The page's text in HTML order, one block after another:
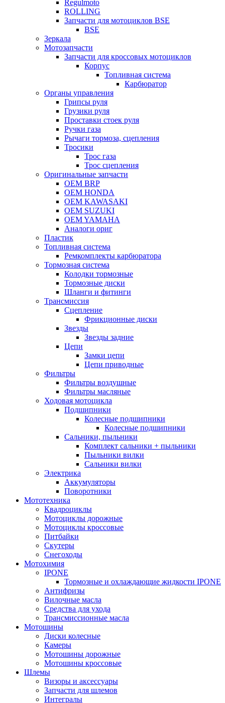
Regulmoto
ROLLING
Запчасти для мотоциклов BSE
BSE
Зеркала
Мотозапчасти
Запчасти для кроссовых мотоциклов
Корпус
Топливная система
Карбюратор
Органы управления
Грипсы руля
Грузики руля
Проставки стоек руля
Ручки газа
Рычаги тормоза, сцепления
Тросики
Трос газа
Трос сцепления
Оригинальные запчасти
OEM BRP
OEM HONDA
OEM KAWASAKI
OEM SUZUKI
OEM YAMAHA
Аналоги ориг
Пластик
Топливная система
Ремкомплекты карбюратора
Тормозная система
Колодки тормозные
Тормозные диски
Шланги и фитинги
Трансмиссия
Cцепление
Фрикционные диски
Звезды
Звезды задние
Цепи
Замки цепи
Цепи приводные
Фильтры
Фильтры воздушные
Фильтры масляные
Ходовая мотоцикла
Подшипники
Колесные подшипники
Колесные подшипники
Сальники, пыльники
Комплект сальники + пыльники
Пыльники вилки
Сальники вилки
Электрика
Аккумуляторы
Поворотники
Мототехника
Квадроциклы
Мотоциклы дорожные
Мотоциклы кроссовые
Питбайки
Скутеры
Снегоходы
Мотохимия
IPONE
Тормозные и охлаждающие жидкости IPONE
Антифризы
Вилочные масла
Средства для ухода
Трансмиссионные масла
Мотошины
Диски колесные
Камеры
Мотошины дорожные
Мотошины кроссовые
Шлемы
Визоры и аксессуары
Запчасти для шлемов
Интегралы